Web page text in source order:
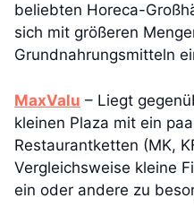
beliebten Horeca-
sich mit größeren
Grundnahrungsmitteln
MaxValu – Liegt
kleinen Plaza mit ein
Restaurantketten (MK,
Vergleichsweise kleine
ein oder andere zu